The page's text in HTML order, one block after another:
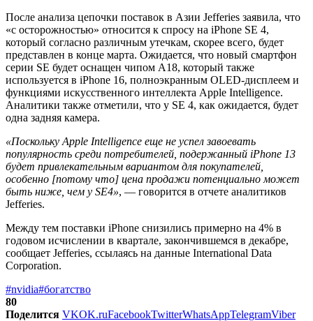
После анализа цепочки поставок в Азии Jefferies заявила, что
«с осторожностью» относится к спросу на iPhone SE 4,
который согласно различным утечкам, скорее всего, будет
представлен в конце марта. Ожидается, что новый смартфон
серии SE будет оснащен чипом A18, который также
используется в iPhone 16, полноэкранным OLED-дисплеем и
функциями искусственного интеллекта Apple Intelligence.
Аналитики также отметили, что у SE 4, как ожидается, будет
одна задняя камера.
«Поскольку Apple Intelligence еще не успел завоевать
популярность среди потребителей, подержанный iPhone 13
будет привлекательным вариантом для покупателей,
особенно [потому что] цена продажи потенциально может
быть ниже, чем у SE4», — говорится в отчете аналитиков
Jefferies.
Между тем поставки iPhone снизились примерно на 4% в
годовом исчислении в квартале, закончившемся в декабре,
сообщает Jefferies, ссылаясь на данные International Data
Corporation.
#nvidia#богатство
80
Поделится VKOK.ruFacebookTwitterWhatsAppTelegramViber